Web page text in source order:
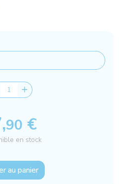
90 €
en stock
au panier